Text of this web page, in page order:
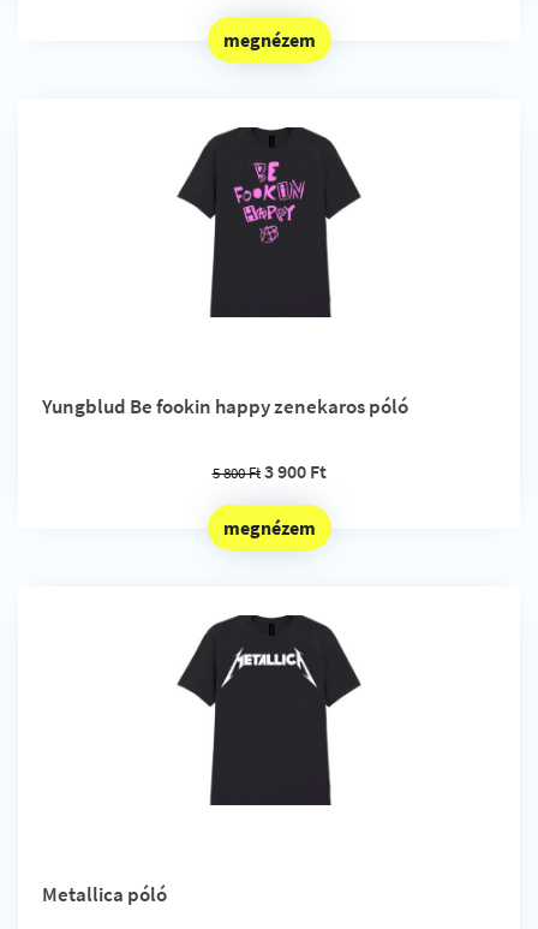
megnézem
Yungblud Be fookin happy zenekaros póló
5 800 Ft 3 900 Ft
megnézem
Metallica póló